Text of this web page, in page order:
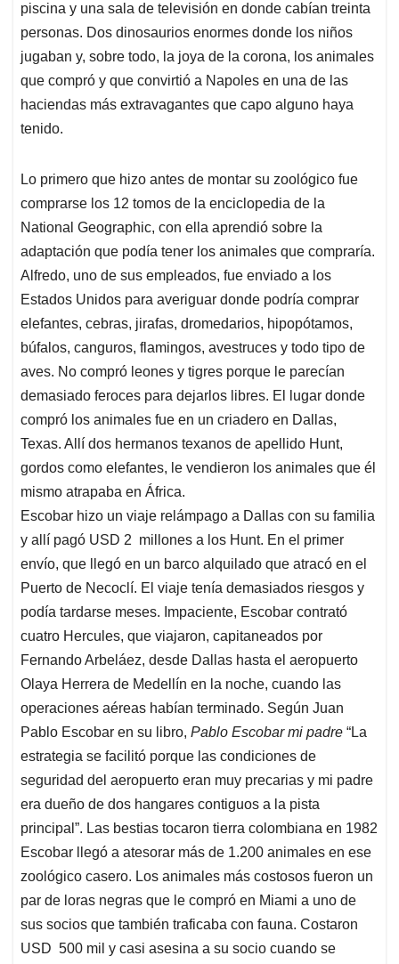
piscina y una sala de televisión en donde cabían treinta
personas. Dos dinosaurios enormes donde los niños
jugaban y, sobre todo, la joya de la corona, los animales
que compró y que convirtió a Napoles en una de las
haciendas más extravagantes que capo alguno haya
tenido.
Lo primero que hizo antes de montar su zoológico fue
comprarse los 12 tomos de la enciclopedia de la
National Geographic, con ella aprendió sobre la
adaptación que podía tener los animales que compraría.
Alfredo, uno de sus empleados, fue enviado a los
Estados Unidos para averiguar donde podría comprar
elefantes, cebras, jirafas, dromedarios, hipopótamos,
búfalos, canguros, flamingos, avestruces y todo tipo de
aves. No compró leones y tigres porque le parecían
demasiado feroces para dejarlos libres. El lugar donde
compró los animales fue en un criadero en Dallas,
Texas. Allí dos hermanos texanos de apellido Hunt,
gordos como elefantes, le vendieron los animales que él
mismo atrapaba en África.
Escobar hizo un viaje relámpago a Dallas con su familia
y allí pagó USD 2 millones a los Hunt. En el primer
envío, que llegó en un barco alquilado que atracó en el
Puerto de Necoclí. El viaje tenía demasiados riesgos y
podía tardarse meses. Impaciente, Escobar contrató
cuatro Hercules, que viajaron, capitaneados por
Fernando Arbeláez, desde Dallas hasta el aeropuerto
Olaya Herrera de Medellín en la noche, cuando las
operaciones aéreas habían terminado. Según Juan
Pablo Escobar en su libro, Pablo Escobar mi padre “La
estrategia se facilitó porque las condiciones de
seguridad del aeropuerto eran muy precarias y mi padre
era dueño de dos hangares contiguos a la pista
principal”. Las bestias tocaron tierra colombiana en 1982
Escobar llegó a atesorar más de 1.200 animales en ese
zoológico casero. Los animales más costosos fueron un
par de loras negras que le compró en Miami a uno de
sus socios que también traficaba con fauna. Costaron
USD 500 mil y casi asesina a su socio cuando se